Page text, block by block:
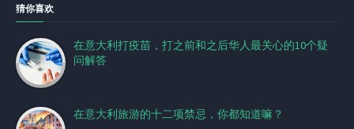
猜你喜欢
在意大利打疫苗，打之前和之后华人最关心的10个疑
问解答
在意大利旅游的十二项禁忌，你都知道嘛？